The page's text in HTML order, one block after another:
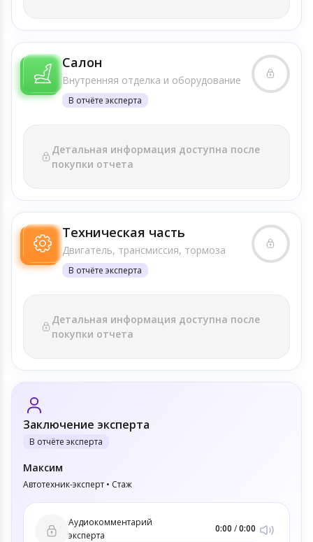
Салон
Внутренняя отделка и оборудование
В отчёте эксперта
Детальная информация доступна после
покупки отчета
Техническая часть
Двигатель, трансмиссия, тормоза
В отчёте эксперта
Детальная информация доступна после
покупки отчета
Заключение эксперта
В отчёте эксперта
Максим
Автотехник-эксперт • Стаж
Аудиокомментарий
эксперта
0:00 /0:00